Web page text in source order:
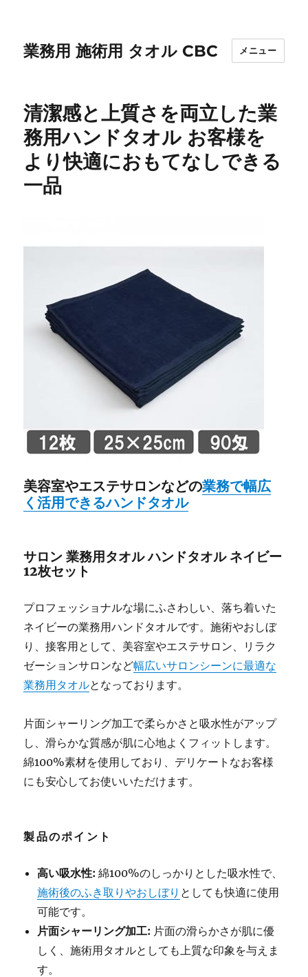
業務用 施術用 タオル CBC メニュー
清潔感と上質さを両立した業
務用ハンドタオル お客様を
より快適におもてなしできる
一品
美容室やエステサロンなどの業務で幅広
く活用できるハンドタオル
サロン 業務用タオル ハンドタオル ネイビー
12枚セット
プロフェッショナルな場にふさわしい、落ち着いた
ネイビーの業務用ハンドタオルです。施術やおしぼ
り、接客用として、美容室やエステサロン、リラク
ゼーションサロンなど幅広いサロンシーンに最適な
業務用タオルとなっております。
片面シャーリング加工で柔らかさと吸水性がアップ
し、滑らかな質感が肌に心地よくフィットします。
綿100%素材を使用しており、デリケートなお客様
にも安心してお使いいただけます。
製品のポイント
高い吸水性: 綿100%のしっかりとした吸水性で、
施術後のふき取りやおしぼり としても快適に使用
可能です。
片面シャーリング加工: 片面の滑らかさが肌に優
しく、施術用タオルとしても上質な印象を与えま
す。